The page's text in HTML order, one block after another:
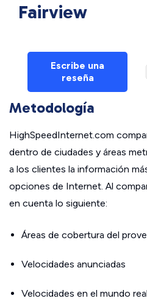
Fairview
Escribe una
reseña
Metodología
HighSpeedInternet.com
dentro de ciudades y áreas
a los clientes la información
opciones de Internet. Al
en cuenta lo siguiente:
Áreas de cobertura del
Velocidades anunciadas
Velocidades en el mundo